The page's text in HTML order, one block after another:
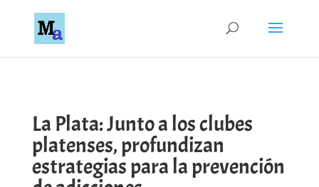
La Plata: Junto a los clubes
platenses, profundizan
estrategias para la prevención